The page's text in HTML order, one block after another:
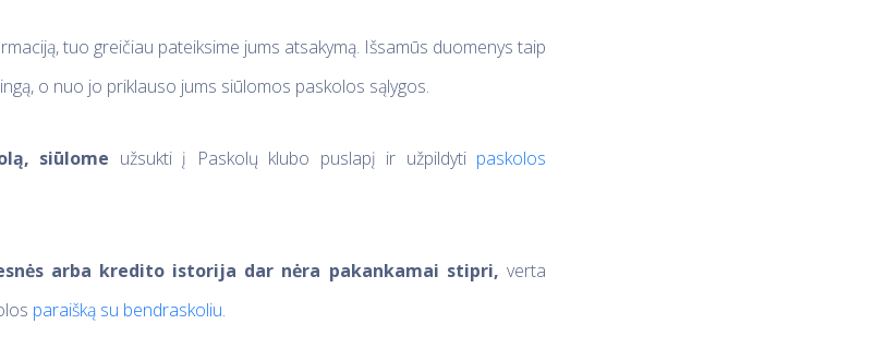
tuo greičiau pateiksime jums atsakymą. Išsamūs duomenys taip
o nuo jo priklauso jums siūlomos paskolos sąlygos.
siūlome užsukti į Paskolų klubo puslapį ir užpildyti paskolos
arba kredito istorija dar nėra pakankamai stipri, verta
paraišką su bendraskoliu.